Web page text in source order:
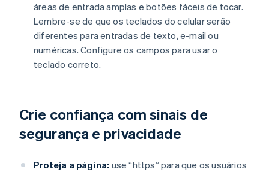
áreas de entrada amplas e botões fáceis de tocar.
Lembre-se de que os teclados do celular serão
diferentes para entradas de texto, e-mail ou
numéricas. Configure os campos para usar o
teclado correto.
Crie confiança com sinais de
segurança e privacidade
Proteja a página: use “https” para que os usuários